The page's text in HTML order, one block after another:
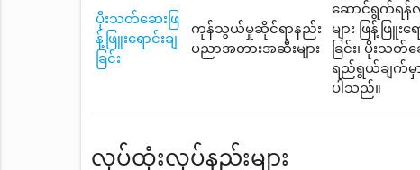
ပိုးသတ်ဆေးဖြ
န့်ဖြူးရောင်းချ
ခြင်း
ကုန်သွယ်မှုဆိုင်ရာနည်း
ပညာအတားအဆီးများ
ဆောင်ရွက်ရန်
များ ဖြန့်ဖြူး
ခြင်း၊ ပိုးသ
ရည်ရွယ်ချက်မှ
ပါသည်။
လုပ်ထုံးလုပ်နည်းများ